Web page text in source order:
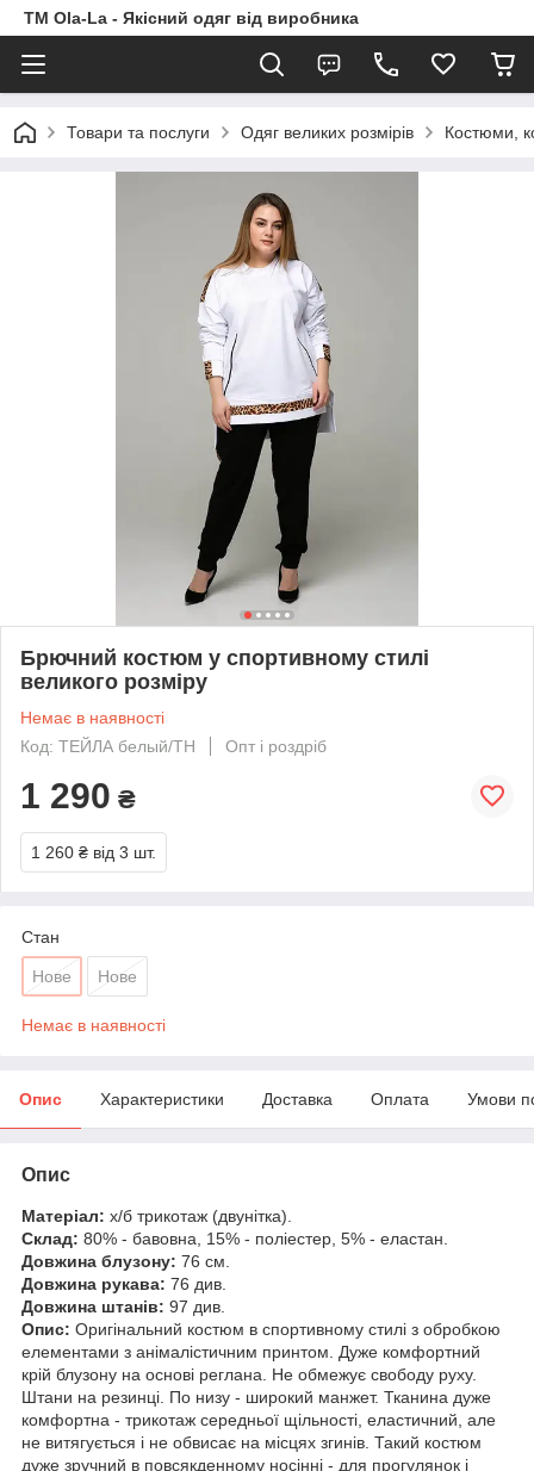
TM Ola-La - Якісний одяг від виробника
Товари та послуги Одяг великих розмірів Костюми,
Брючний костюм у спортивному стилі
великого розміру
Немає в наявності
Код: ТЕЙЛА белый/ТН
Опт і роздріб
1 290 ₴
1 260 ₴ від 3 шт.
Стан
Нове Нове
Немає в наявності
Опис Характеристики Доставка Оплата Умови
Опис
Матеріал: х/б трикотаж (двунітка).
Склад: 80% - бавовна, 15% - поліестер, 5% - еластан.
Довжина блузону: 76 см.
Довжина рукава: 76 див.
Довжина штанів: 97 див.
Опис: Оригінальний костюм в спортивному стилі з обробкою
елементами з анімалістичним принтом. Дуже комфортний
крій блузону на основі реглана. Не обмежує свободу руху.
Штани на резинці. По низу - широкий манжет. Тканина дуже
комфортна - трикотаж середньої щільності, еластичний, але
не витягується і не обвисає на місцях згинів. Такий костюм
дуже зручний в повсякденному носінні - для прогулянок і